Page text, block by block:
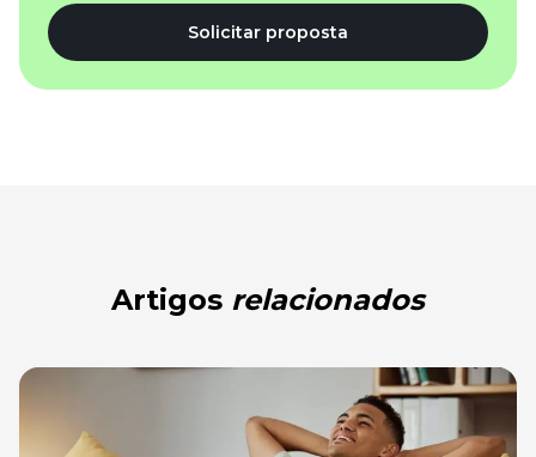
Solicitar proposta
Artigos relacionados